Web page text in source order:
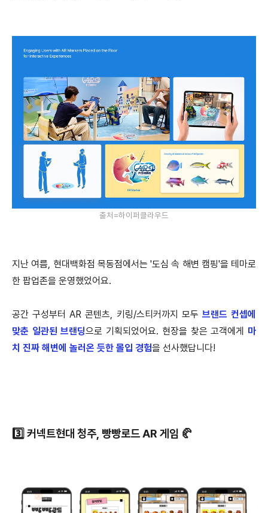
출처=하이퍼클라우드
지난 여름, 현대백화점 목동점에서는 '도심 속 해변 캠핑'을 테마로
한 팝업존을 운영했었어요.
공간 구성부터 AR 콘텐츠, 키링/스티커까지 모두 브랜드 컨셉에
맞춘 일관된 브랜딩으로 기획되었어요. 현장을 찾은 고객에게 마
치 진짜 해변에 놀러온 듯한 몰입 경험을 선사했답니다!
3️⃣ 커넥트현대 청주, 빵빵로드 AR 게임 🥐